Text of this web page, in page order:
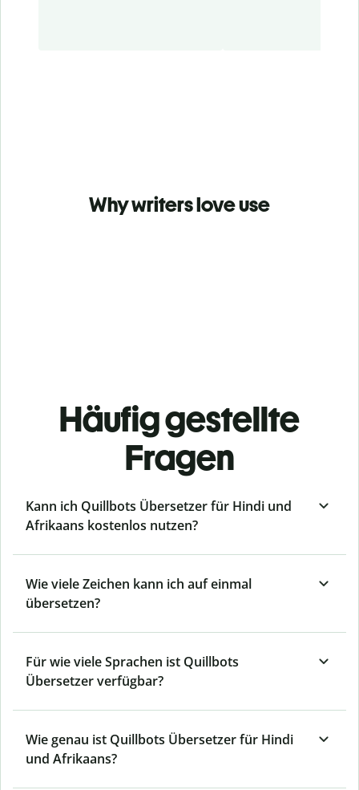
Why writers love use
Häufig gestellte
Fragen
Kann ich Quillbots Übersetzer für Hindi und
Afrikaans kostenlos nutzen?
Wie viele Zeichen kann ich auf einmal
übersetzen?
Für wie viele Sprachen ist Quillbots
Übersetzer verfügbar?
Wie genau ist Quillbots Übersetzer für Hindi
und Afrikaans?